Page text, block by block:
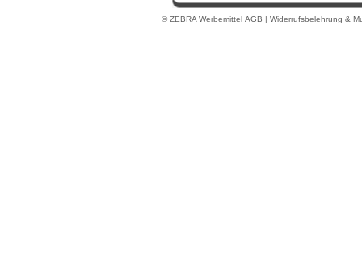
© ZEBRA Werbemittel AGB | Widerrufsbelehrung &